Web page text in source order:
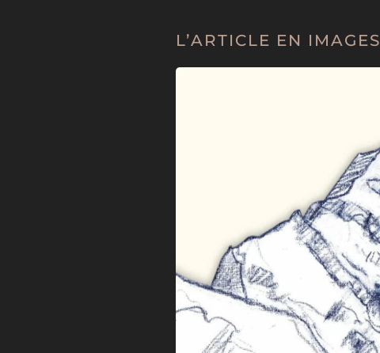
L’ARTICLE EN IMAGES